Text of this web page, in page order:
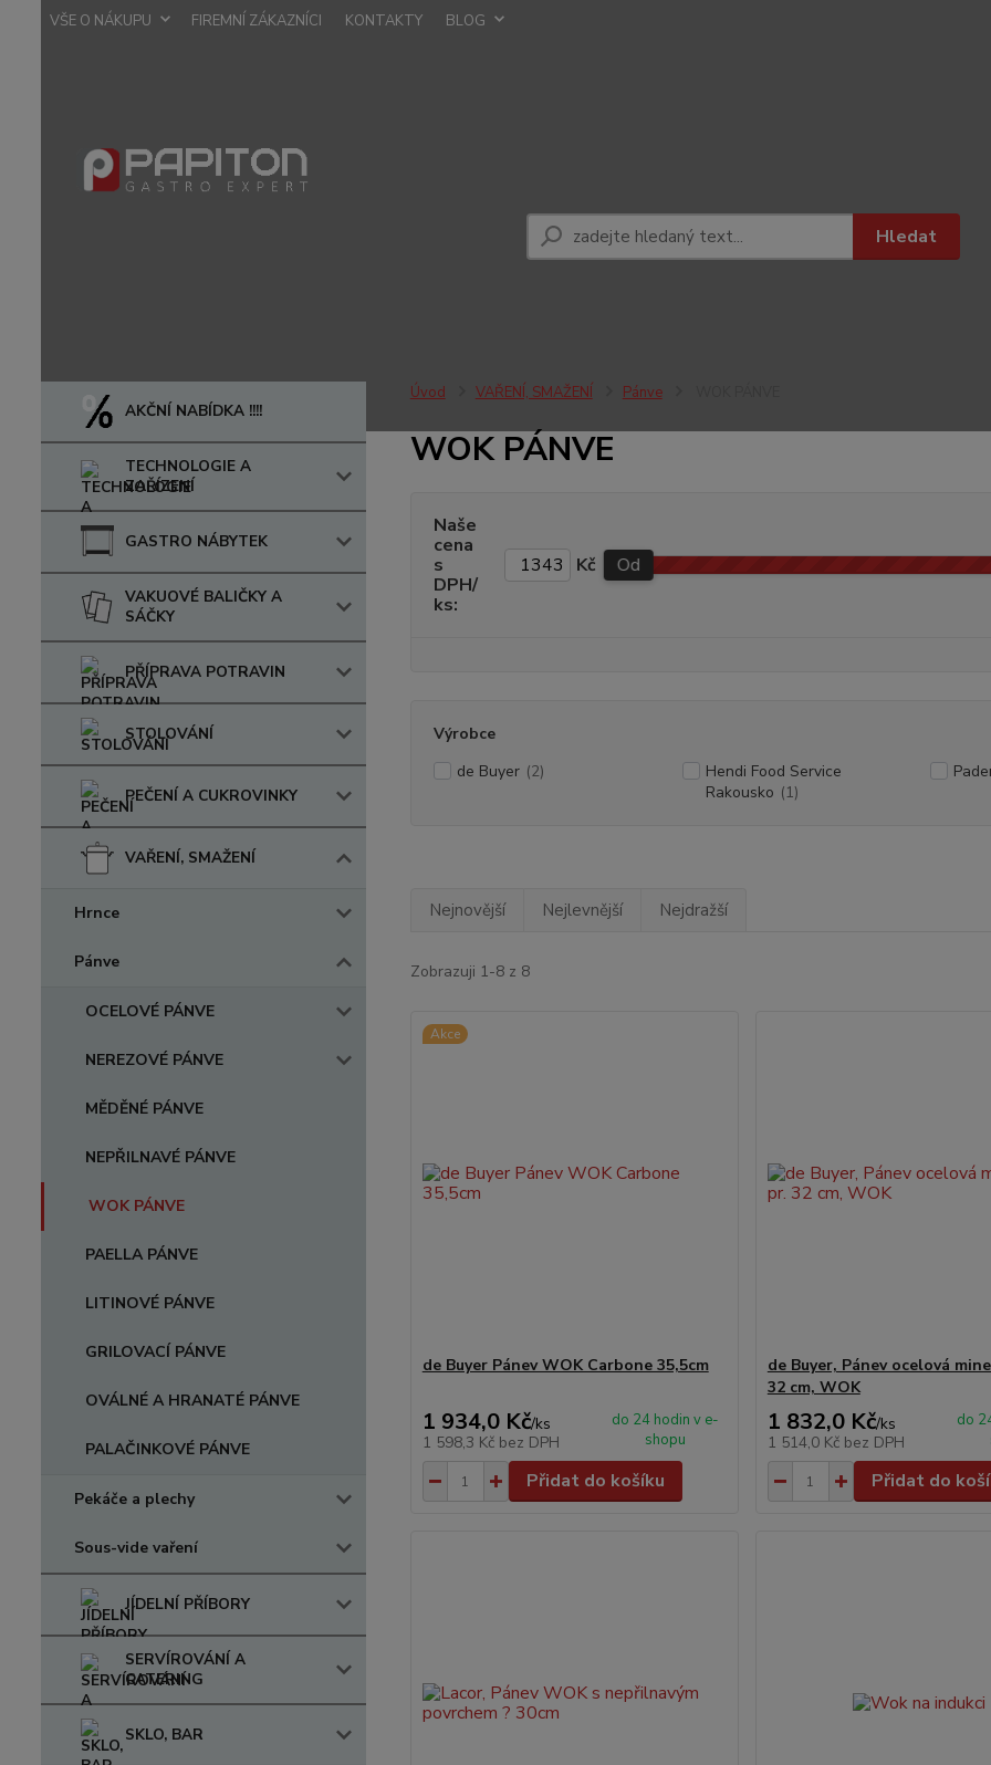
VŠE O NÁKUPU FIREMNÍ ZÁKAZNÍCI KONTAKTY BLOG
Hledat
AKČNÍ NABÍDKA !!!!
TECHNOLOGIE A
ZAŘÍZENÍ
GASTRO NÁBYTEK
VAKUOVÉ BALIČKY A
SÁČKY
PŘÍPRAVA POTRAVIN
STOLOVÁNÍ
PEČENÍ A CUKROVINKY
VAŘENÍ, SMAŽENÍ
Hrnce
Pánve
OCELOVÉ PÁNVE
NEREZOVÉ PÁNVE
MĚDĚNÉ PÁNVE
NEPŘILNAVÉ PÁNVE
WOK PÁNVE
PAELLA PÁNVE
LITINOVÉ PÁNVE
GRILOVACÍ PÁNVE
OVÁLNÉ A HRANATÉ PÁNVE
PALAČINKOVÉ PÁNVE
Pekáče a plechy
Sous-vide vaření
JÍDELNÍ PŘÍBORY
SERVÍROVÁNÍ A
CATERING
SKLO, BAR
Úvod VAŘENÍ, SMAŽENÍ Pánve
WOK PÁNVE
Naše
cena
s
DPH/
ks:
Kč Od
Výrobce
de Buyer (2)
Hendi Food Service
Rakousko (1)
Nejnovější Nejlevnější Nejdražší
Zobrazuji 1-8 z 8
Akce
de Buyer Pánev WOK Carbone 35,5cm
1 934,0 Kč/ks
1 598,3 Kč bez DPH
do 24 hodin v e-
shopu
Přidat do košíku
de Buyer, Pánev ocelová
32 cm, WOK
1 832,0 Kč/ks
1 514,0 Kč bez DPH
do
Přidat do